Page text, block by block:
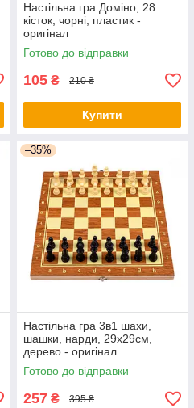
Настільна гра Доміно, 28
кісток, чорні, пластик -
оригінал
Готово до відправки
105 ₴ 210 ₴
Купити
–35%
Настільна гра 3в1 шахи,
шашки, нарди, 29x29см,
дерево - оригінал
Готово до відправки
257 ₴ 395 ₴